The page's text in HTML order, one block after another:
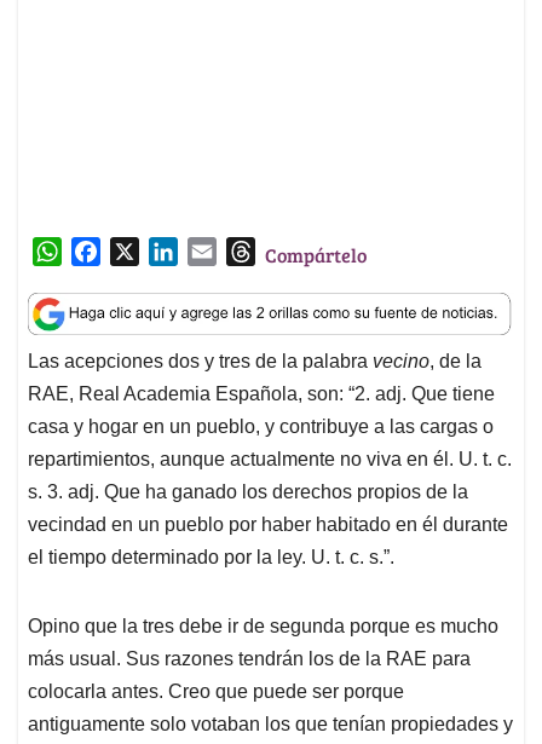
W
a
t
s
A
p
p
c
e
b
o
o
k
n
k
e
d
I
n
a
i
l
T
r
e
a
d
s
Compártelo
Las acepciones dos y tres de la palabra vecino, de la
RAE, Real Academia Española, son: “2. adj. Que tiene
casa y hogar en un pueblo, y contribuye a las cargas o
repartimientos, aunque actualmente no viva en él. U. t. c.
s. 3. adj. Que ha ganado los derechos propios de la
vecindad en un pueblo por haber habitado en él durante
el tiempo determinado por la ley. U. t. c. s.”.
Opino que la tres debe ir de segunda porque es mucho
más usual. Sus razones tendrán los de la RAE para
colocarla antes. Creo que puede ser porque
antiguamente solo votaban los que tenían propiedades y